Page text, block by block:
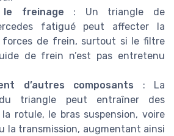
le freinage : Un triangle de
fatigué peut affecter la
forces de frein, surtout si le filtre
de frein n’est pas entretenu
d’autres composants : La
triangle peut entraîner des
rotule, le bras suspension, voire
la transmission, augmentant ainsi